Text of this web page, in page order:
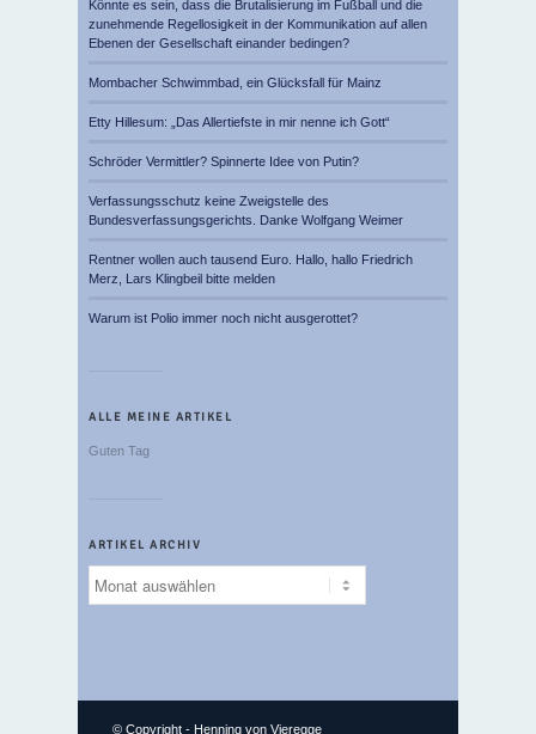
Könnte es sein, dass die Brutalisierung im Fußball und die
zunehmende Regellosigkeit in der Kommunikation auf allen
Ebenen der Gesellschaft einander bedingen?
Mombacher Schwimmbad, ein Glücksfall für Mainz
Etty Hillesum: „Das Allertiefste in mir nenne ich Gott“
Schröder Vermittler? Spinnerte Idee von Putin?
Verfassungsschutz keine Zweigstelle des
Bundesverfassungsgerichts. Danke Wolfgang Weimer
Rentner wollen auch tausend Euro. Hallo, hallo Friedrich
Merz, Lars Klingbeil bitte melden
Warum ist Polio immer noch nicht ausgerottet?
ALLE MEINE ARTIKEL
Guten Tag
ARTIKEL ARCHIV
Artikel
Archiv
© Copyright - Henning von Vieregge